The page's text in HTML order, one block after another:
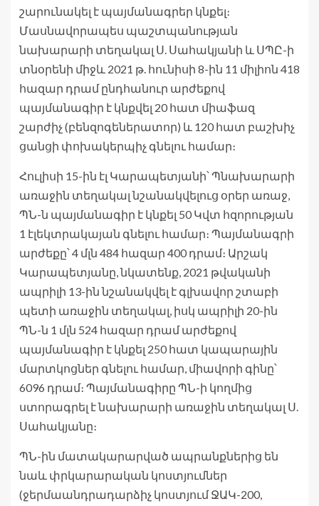
շարունակել է պայմանագրեր կնքել։
Մասնավորապես պաշտպանության
նախարարի տեղակալ Ս. Սահակյանի և ՍՊԸ-ի
տնօրենի միջև 2021 թ. հունիսի 8-ին 11 միլիոն 418
հազար դրամ ընդհանուր արժեքով
պայմանագիր է կնքվել 20 հատ միաֆազ
շարժիչ (բենզոգեներատոր) և 120 հատ բաշխիչ
ցանցի փոխակերպիչ գնելու համար։
Հուլիսի 15-ին էլ Կարապետյանի՝ Պնախարարի
առաջին տեղակալ նշանակվելուց օրեր առաջ,
ՊՆ-ն պայմանագիր է կնքել 50 Կվտ հզորության
1 էլեկտրակայան գնելու համար։ Պայմանագրի
արժեքը՝ 4 մլն 484 հազար 400 դրամ։ Արշակ
Կարապետյանը, նկատենք, 2021 թվականի
ապրիլի 13-ին նշանակվել է գլխավոր շտաբի
պետի առաջին տեղակալ, իսկ ապրիլի 20-ին
ՊՆ-ն 1 մլն 524 հազար դրամ արժեքով
պայմանագիր է կնքել 250 հատ կապարային
մարտկոցներ գնելու համար, միավորի գինը՝
6096 դրամ։ Պայմանագիրը ՊՆ-ի կողմից
ստորագրել է նախարարի առաջին տեղակալ Ս.
Սահակյանը։
ՊՆ-ին մատակարարված ապրանքներից են
նաև փրկարարական կոստյումներ
(ջերմաանդրադարձիչ կոստյում ՋԱԿ-200,